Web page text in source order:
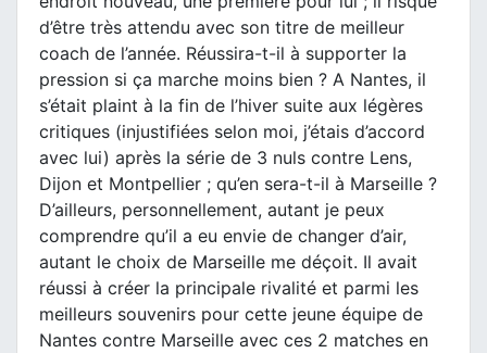
d’être très attendu avec son titre de meilleur
coach de l’année. Réussira-t-il à supporter la
pression si ça marche moins bien ? A Nantes, il
s’était plaint à la fin de l’hiver suite aux légères
critiques (injustifiées selon moi, j’étais d’accord
avec lui) après la série de 3 nuls contre Lens,
Dijon et Montpellier ; qu’en sera-t-il à Marseille ?
D’ailleurs, personnellement, autant je peux
comprendre qu’il a eu envie de changer d’air,
autant le choix de Marseille me déçoit. Il avait
réussi à créer la principale rivalité et parmi les
meilleurs souvenirs pour cette jeune équipe de
Nantes contre Marseille avec ces 2 matches en